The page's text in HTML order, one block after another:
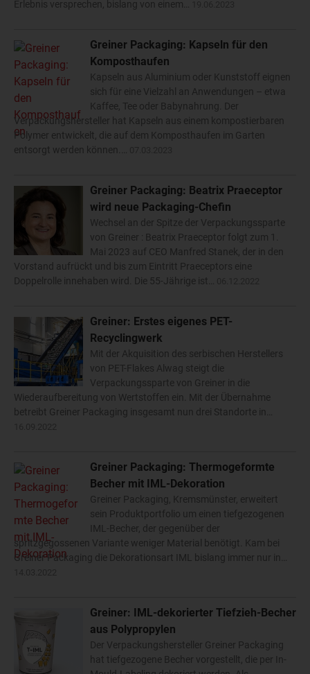
Erlebnis versprechen, bislang von einem…
Greiner Packaging: Kapseln für den
Komposthaufen
Kapseln aus Aluminium oder Kunststoff eignen
sich für eine Vielzahl an Anwendungen – etwa
Kaffee, Tee oder Babynahrung. Der
Verpackungshersteller hat Kapseln aus einem kompostierbaren
Polymer entwickelt, die auf dem Komposthaufen im Garten
entsorgt werden können.…
Greiner Packaging: Beatrix Praeceptor
wird neue Packaging-Chefin
Wechsel an der Spitze der Verpackungssparte
von Greiner : Beatrix Praeceptor folgt zum 1.
Mai 2023 auf CEO Manfred Stanek, der in den
Vorstand aufrückt und bis zum Eintritt Praeceptors eine
Doppelrolle innehaben wird. Die 55-Jährige ist…
Greiner: Erstes eigenes PET-
Recyclingwerk
Mit der Akquisition des serbischen Herstellers
von PET-Flakes Alwag steigt die
Verpackungssparte von Greiner in die
Wiederaufbereitung von Wertstoffen ein. Mit der Übernahme
betreibt Greiner Packaging insgesamt nun drei Standorte in…
Greiner Packaging: Thermogeformte
Becher mit IML-Dekoration
Greiner Packaging, Kremsmünster, erweitert
sein Produktportfolio um einen tiefgezogenen
IML-Becher, der gegenüber der
spritzgegossenen Variante weniger Material benötigt. Kam bei
Greiner Packaging die Dekorationsart IML bislang immer nur in…
Greiner: IML-dekorierter Tiefzieh-Becher
aus Polypropylen
Der Verpackungshersteller Greiner Packaging
hat tiefgezogene Becher vorgestellt, die per In-